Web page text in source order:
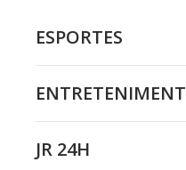
ESPORTES
JR 24H